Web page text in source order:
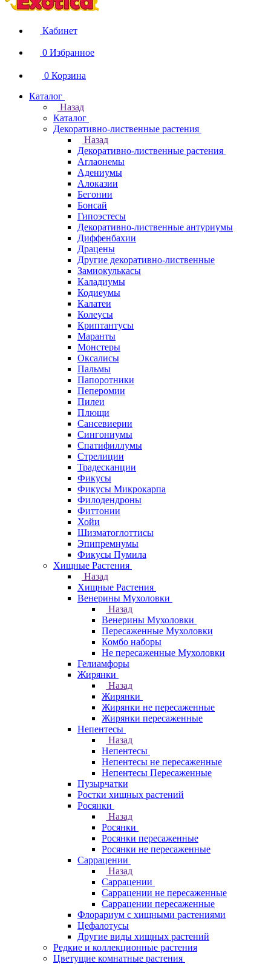
Кабинет
0 Избранное
0 Корзина
Каталог
Назад
Каталог
Декоративно-лиственные растения
Назад
Декоративно-лиственные растения
Аглаонемы
Адениумы
Алоказии
Бегонии
Бонсай
Гипоэстесы
Декоративно-лиственные антуриумы
Диффенбахии
Драцены
Другие декоративно-лиственные
Замиокулькасы
Каладиумы
Кодиеумы
Калатеи
Колеусы
Криптантусы
Маранты
Монстеры
Оксалисы
Пальмы
Папоротники
Пеперомии
Пилеи
Плющи
Сансевиерии
Сингониумы
Спатифиллумы
Стрелиции
Традесканции
Фикусы
Фикусы Микрокарпа
Филодендроны
Фиттонии
Хойи
Шизматоглоттисы
Эпипремнумы
Фикусы Пумила
Хищные Растения
Назад
Хищные Растения
Венерины Мухоловки
Назад
Венерины Мухоловки
Пересаженные Мухоловки
Комбо наборы
Не пересаженные Мухоловки
Гелиамфоры
Жирянки
Назад
Жирянки
Жирянки не пересаженные
Жирянки пересаженные
Непентесы
Назад
Непентесы
Непентесы не пересаженные
Непентесы Пересаженные
Пузырчатки
Ростки хищных растений
Росянки
Назад
Росянки
Росянки пересаженные
Росянки не пересаженные
Саррацении
Назад
Саррацении
Саррацении не пересаженные
Саррацении пересаженные
Флорариум с хищными растениями
Цефалотусы
Другие виды хищных растений
Редкие и коллекционные растения
Цветущие комнатные растения